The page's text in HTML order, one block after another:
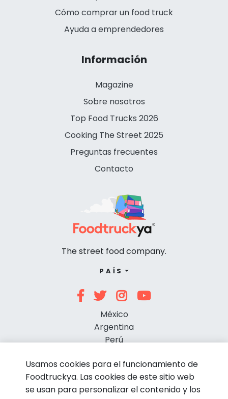
Cómo comprar un food truck
Ayuda a emprendedores
Información
Magazine
Sobre nosotros
Top Food Trucks 2026
Cooking The Street 2025
Preguntas frecuentes
Contacto
The street food company.
PAÍS
México
Argentina
Perú
Usamos cookies para el funcionamiento de
Foodtruckya. Las cookies de este sitio web
se usan para personalizar el contenido y los